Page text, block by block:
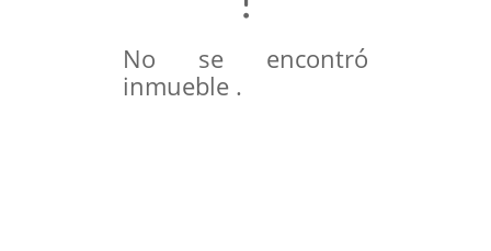
No se encontró
inmueble .